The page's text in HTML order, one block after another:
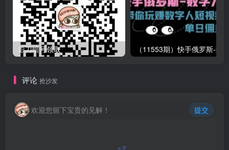
影刀暗号领取
评论 抢沙发
欢迎您留下宝贵的见解！ 提交